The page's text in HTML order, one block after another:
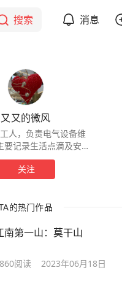
搜索 消息
又又的微风
人，负责电气设备维
要记录生活点滴及安全
欢迎大家一起来交流！
关注
的热门作品
南第一山：莫干山
阅读 2023年06月18日